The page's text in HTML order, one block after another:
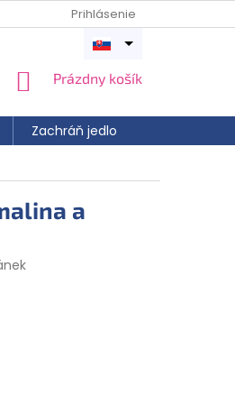
Prihlásenie
NÁKUPNÝ
Prázdny košík
Zachráň jedlo
Otvoriť
a